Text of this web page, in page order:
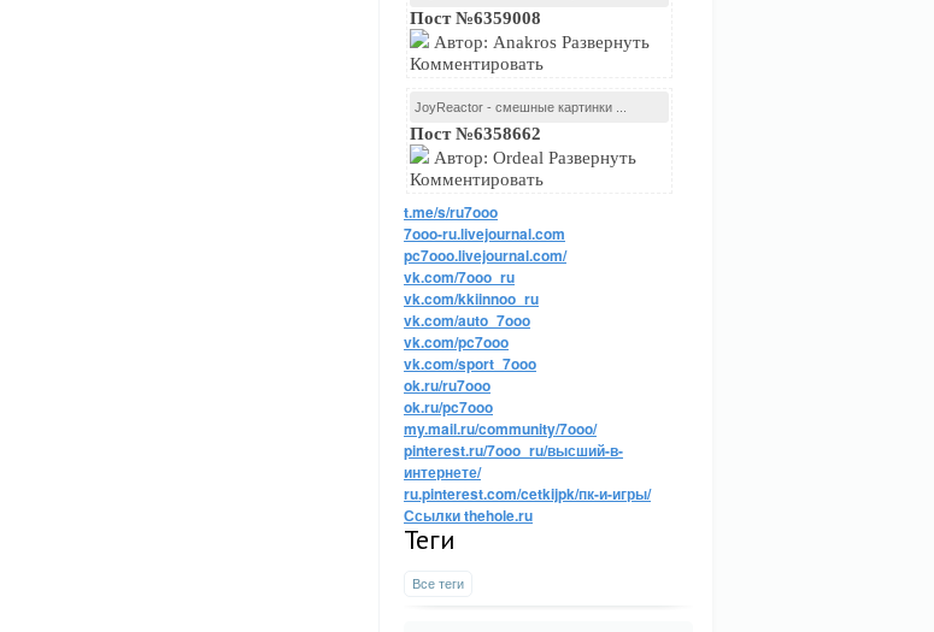
Пост №6359008
Автор: Anakros Развернуть
Комментировать
JoyReactor - смешные картинки ...
Пост №6358662
Автор: Ordeal Развернуть
Комментировать
t.me/s/ru7ooo
7ooo-ru.livejournal.com
pc7ooo.livejournal.com/
vk.com/7ooo_ru
vk.com/kkiinnoo_ru
vk.com/auto_7ooo
vk.com/pc7ooo
vk.com/sport_7ooo
ok.ru/ru7ooo
ok.ru/pc7ooo
my.mail.ru/community/7ooo/
pinterest.ru/7ooo_ru/высший-в-
интернете/
ru.pinterest.com/cetkijpk/пк-и-игры/
Ссылки thehole.ru
Теги
Все теги